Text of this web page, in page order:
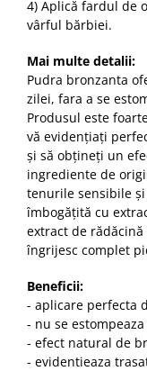
4) Aplică fardul de
vârful bărbiei.
Mai multe detalii:
Pudra bronzanta
zilei, fara a se
Produsul este
vă evidențiați
și să obțineți un
ingrediente de
tenurile sensibile
îmbogățită cu
extract de rădăcină
îngrijesc complet
Beneficii:
- aplicare perfecta
- nu se
- efect natural de
- evidentieaza